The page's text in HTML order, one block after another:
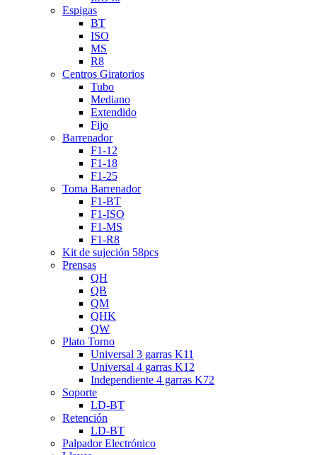
Espigas
BT
ISO
MS
R8
Centros Giratorios
Tubo
Mediano
Extendido
Fijo
Barrenador
F1-12
F1-18
F1-25
Toma Barrenador
F1-BT
F1-ISO
F1-MS
F1-R8
Kit de sujeción 58pcs
Prensas
QH
QB
QM
QHK
QW
Plato Torno
Universal 3 garras K11
Universal 4 garras K12
Independiente 4 garras K72
Soporte
LD-BT
Retención
LD-BT
Palpador Electrónico